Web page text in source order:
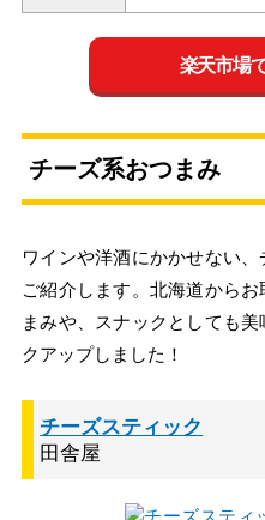
楽天市場
チーズ系おつまみ
ワインや洋酒にかかせない
ご紹介します。北海道から
まみや、スナックとしても
クアップしました！
チーズスティック
田舎屋